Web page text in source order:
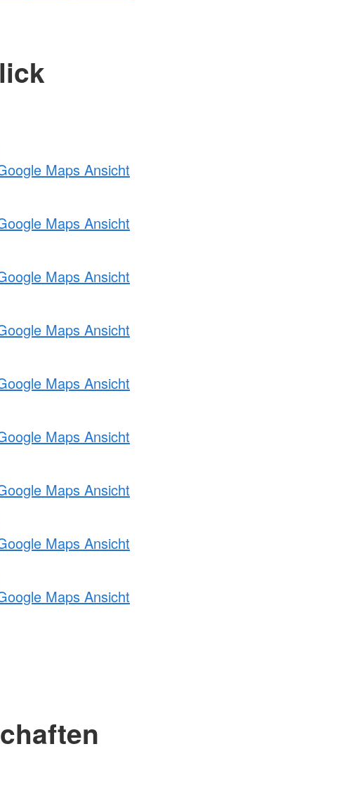
Maps Ansicht
Maps Ansicht
Maps Ansicht
Maps Ansicht
Maps Ansicht
Maps Ansicht
Maps Ansicht
Maps Ansicht
Maps Ansicht